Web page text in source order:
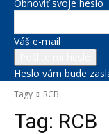
Obnoviť svoje heslo
Váš e-mail
Heslo vám bude
Tagy RCB
Tag: RCB